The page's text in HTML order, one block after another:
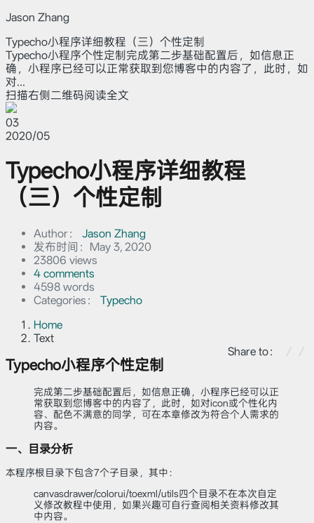
Jason Zhang
Typecho小程序详细教程（三）个性定制
Typecho小程序个性定制完成第二步基础配置后，如信息正
确，小程序已经可以正常获取到您博客中的内容了，此时，如
对...
扫描右侧二维码阅读全文
03
2020/05
Typecho小程序详细教程
（三）个性定制
Author：
Jason Zhang
发布时间： May 3, 2020
23806 views
4 comments
4598 words
Categories：
Typecho
Home
Text
Share to：
Typecho小程序个性定制
完成第二步基础配置后，如信息正确，小程序已经可以正
常获取到您博客中的内容了，此时，如对icon或个性化内
容、配色不满意的同学，可在本章修改为符合个人需求的
内容。
一、目录分析
本程序根目录下包含7个子目录，其中：
canvasdrawer/colorui/toexml/utils四个目录不在本次自定
义修改教程中使用，如果兴趣可自行查阅相关资料修改其
中内容。